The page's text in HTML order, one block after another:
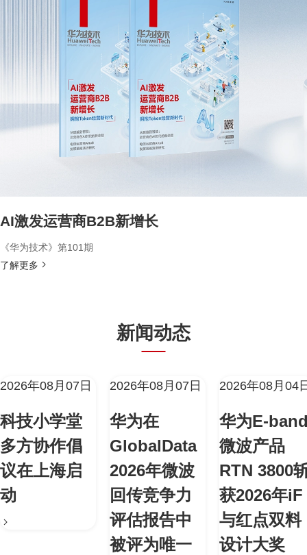
AI激发运营商B2B新增长
《华为技术》第101期
了解更多
新闻动态
2026年08月07日
科技小学堂
多方协作倡
议在上海启
动
2026年08月07日
华为在
GlobalData
2026年微波
回传竞争力
评估报告中
被评为唯一
2026年08月04
华为E-
微波产品
RTN 3800
获2026年iF
与红点双料
设计大奖